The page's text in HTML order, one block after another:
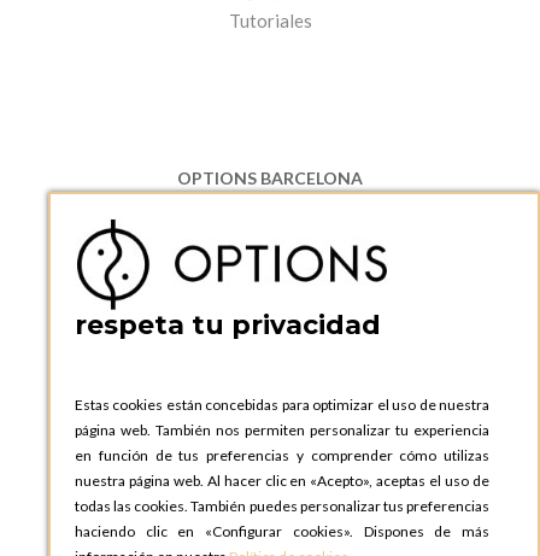
Tutoriales
OPTIONS BARCELONA
08130 Santa Perpetua de Moguda, Barcelona
ESPAñA
Teléfono:
+34 935 724 041
OPTIONS BARCELONA SHOWROOM
ESPAñA
Teléfono:+34 935 724 041
OPTIONS MADRID
C. Lucio Emilio Cándido, 6,
28803 Alcalá de Henares, Madrid
respeta tu privacidad
Estas cookies están concebidas para optimizar el uso de nuestra
página web. También nos permiten personalizar tu experiencia
en función de tus preferencias y comprender cómo utilizas
nuestra página web. Al hacer clic en «Acepto», aceptas el uso de
todas las cookies. También puedes personalizar tus preferencias
haciendo clic en «Configurar cookies». Dispones de más